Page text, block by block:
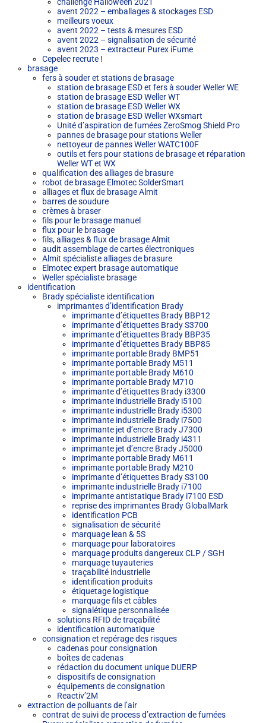
avent 2022 – emballages & stockages ESD
meilleurs voeux
avent 2022 – tests & mesures ESD
avent 2022 – signalisation de sécurité
avent 2023 – extracteur Purex iFume
Cepelec recrute !
brasage
fers à souder et stations de brasage
station de brasage ESD et fers à souder Weller WE
station de brasage ESD Weller WT
station de brasage ESD Weller WX
station de brasage ESD Weller WXsmart
Unité d’aspiration de fumées ZeroSmog Shield Pro
pannes de brasage pour stations Weller
nettoyeur de pannes Weller WATC100F
outils et fers pour stations de brasage et réparation
Weller WT et WX
qualification des alliages de brasure
robot de brasage Elmotec SolderSmart
alliages et flux de brasage Almit
barres de soudure
crèmes à braser
fils pour le brasage manuel
flux pour le brasage
fils, alliages & flux de brasage Almit
audit assemblage de cartes électroniques
Almit spécialiste alliages de brasure
Elmotec expert brasage automatique
Weller spécialiste brasage
identification
Brady spécialiste identification
imprimantes d’identification Brady
imprimante d’étiquettes Brady BBP12
imprimante d’étiquettes Brady S3700
imprimante d’étiquettes Brady BBP35
imprimante d’étiquettes Brady BBP85
imprimante portable Brady BMP51
imprimante portable Brady M511
imprimante portable Brady M610
imprimante portable Brady M710
imprimante d’étiquettes Brady i3300
imprimante industrielle Brady i5100
imprimante industrielle Brady i5300
imprimante industrielle Brady i7500
imprimante jet d’encre Brady J7300
imprimante industrielle Brady i4311
imprimante jet d’encre Brady J5000
imprimante portable Brady M611
imprimante portable Brady M210
imprimante d’étiquettes Brady S3100
imprimante industrielle Brady i7100
imprimante antistatique Brady i7100 ESD
reprise des imprimantes Brady GlobalMark
identification PCB
signalisation de sécurité
marquage lean & 5S
marquage pour laboratoires
marquage produits dangereux CLP / SGH
marquage tuyauteries
traçabilité industrielle
identification produits
étiquetage logistique
marquage fils et câbles
signalétique personnalisée
solutions RFID de traçabilité
identification automatique
consignation et repérage des risques
cadenas pour consignation
boîtes de cadenas
rédaction du document unique DUERP
dispositifs de consignation
équipements de consignation
Reactiv’2M
extraction de polluants de l’air
contrat de suivi de process d’extraction de fumées